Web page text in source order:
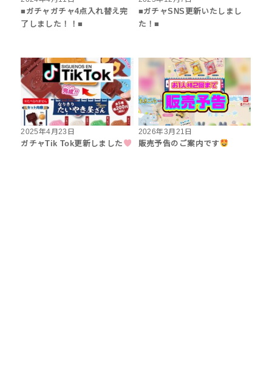
■ガチャガチャ4点入れ替え完
了しました！！■
■ガチャSNS更新いたしまし
た！■
2025年4月23日
ガチャTik Tok更新しました
2026年3月21日
販売予告のご案内です